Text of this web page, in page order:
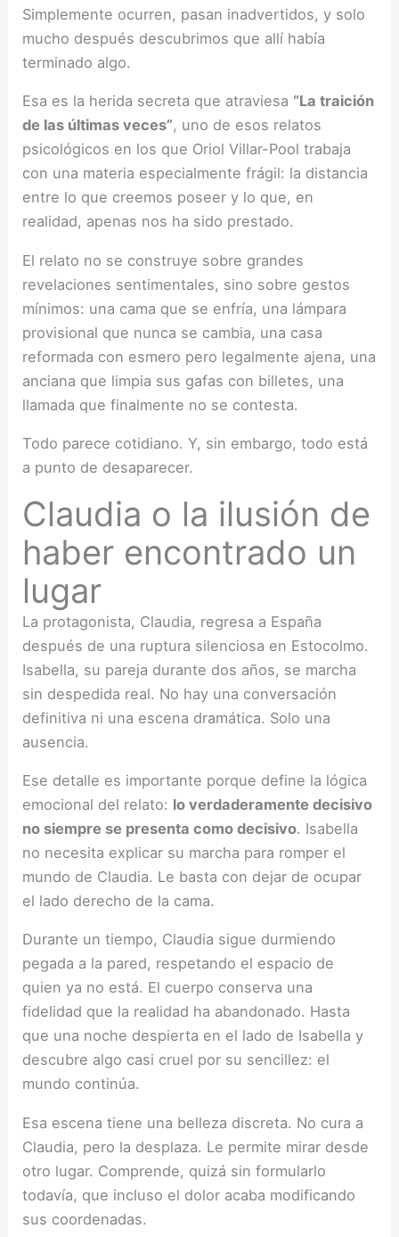
Simplemente ocurren, pasan inadvertidos, y solo
mucho después descubrimos que allí había
terminado algo.
Esa es la herida secreta que atraviesa “La traición
de las últimas veces”, uno de esos relatos
psicológicos en los que Oriol Villar-Pool trabaja
con una materia especialmente frágil: la distancia
entre lo que creemos poseer y lo que, en
realidad, apenas nos ha sido prestado.
El relato no se construye sobre grandes
revelaciones sentimentales, sino sobre gestos
mínimos: una cama que se enfría, una lámpara
provisional que nunca se cambia, una casa
reformada con esmero pero legalmente ajena, una
anciana que limpia sus gafas con billetes, una
llamada que finalmente no se contesta.
Todo parece cotidiano. Y, sin embargo, todo está
a punto de desaparecer.
Claudia o la ilusión de
haber encontrado un
lugar
La protagonista, Claudia, regresa a España
después de una ruptura silenciosa en Estocolmo.
Isabella, su pareja durante dos años, se marcha
sin despedida real. No hay una conversación
definitiva ni una escena dramática. Solo una
ausencia.
Ese detalle es importante porque define la lógica
emocional del relato: lo verdaderamente decisivo
no siempre se presenta como decisivo. Isabella
no necesita explicar su marcha para romper el
mundo de Claudia. Le basta con dejar de ocupar
el lado derecho de la cama.
Durante un tiempo, Claudia sigue durmiendo
pegada a la pared, respetando el espacio de
quien ya no está. El cuerpo conserva una
fidelidad que la realidad ha abandonado. Hasta
que una noche despierta en el lado de Isabella y
descubre algo casi cruel por su sencillez: el
mundo continúa.
Esa escena tiene una belleza discreta. No cura a
Claudia, pero la desplaza. Le permite mirar desde
otro lugar. Comprende, quizá sin formularlo
todavía, que incluso el dolor acaba modificando
sus coordenadas.